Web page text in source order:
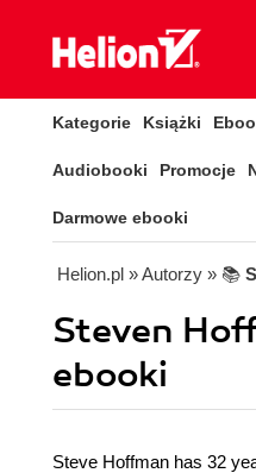
Kategorie Książki
Audiobooki Promocje
Darmowe ebooki
Helion.pl » Autorzy » 📚
Steven
ebooki
Steve Hoffman has 32